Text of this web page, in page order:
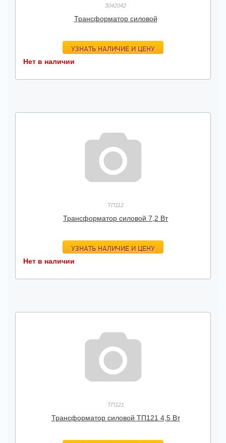
3042042
Трансформатор силовой
УЗНАТЬ НАЛИЧИЕ И ЦЕНУ
Нет в наличии
ТП112
Трансформатор силовой 7,2 Вт
УЗНАТЬ НАЛИЧИЕ И ЦЕНУ
Нет в наличии
ТП121
Трансформатор силовой ТП121 4,5 Вт